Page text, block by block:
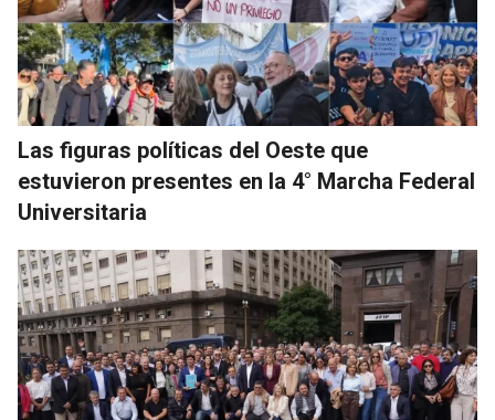
Las figuras políticas del Oeste que
estuvieron presentes en la 4° Marcha Federal
Universitaria